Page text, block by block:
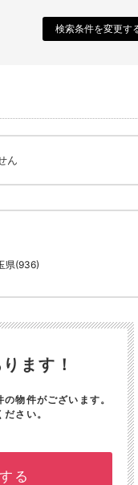
検索条件を変更す
ん
県(936)
ます！
物件がございます。
さい。
る